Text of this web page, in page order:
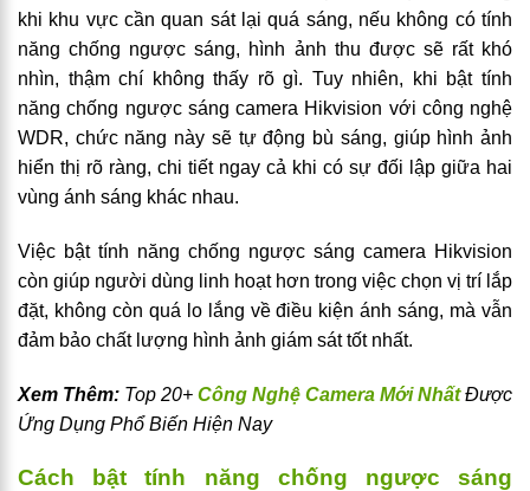
khi khu vực cần quan sát lại quá sáng, nếu không có tính
năng chống ngược sáng, hình ảnh thu được sẽ rất khó
nhìn, thậm chí không thấy rõ gì. Tuy nhiên, khi bật tính
năng chống ngược sáng camera Hikvision với công nghệ
WDR, chức năng này sẽ tự động bù sáng, giúp hình ảnh
hiển thị rõ ràng, chi tiết ngay cả khi có sự đối lập giữa hai
vùng ánh sáng khác nhau.
Việc bật tính năng chống ngược sáng camera Hikvision
còn giúp người dùng linh hoạt hơn trong việc chọn vị trí lắp
đặt, không còn quá lo lắng về điều kiện ánh sáng, mà vẫn
đảm bảo chất lượng hình ảnh giám sát tốt nhất.
Xem Thêm: Top 20+ Công Nghệ Camera Mới Nhất Được
Ứng Dụng Phổ Biến Hiện Nay
Cách bật tính năng chống ngược sáng